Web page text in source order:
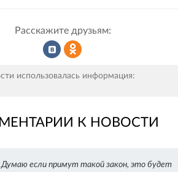
Расскажите друзьям:
во
использовалась информация:
К НОВОСТИ
Думаю если примут такой закон, это будет